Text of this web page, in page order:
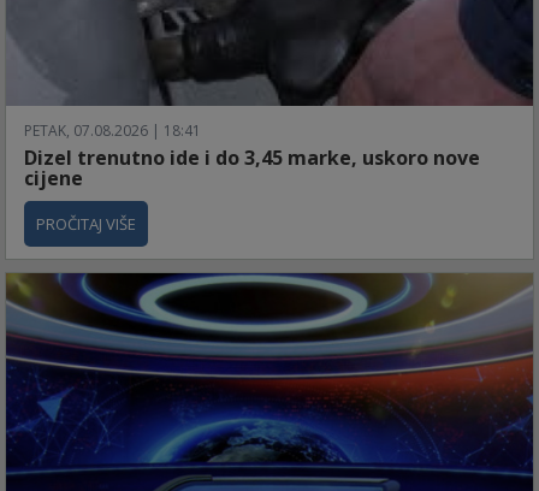
PETAK, 07.08.2026 | 18:41
Dizel trenutno ide i do 3,45 marke, uskoro nove
cijene
PROČITAJ VIŠE